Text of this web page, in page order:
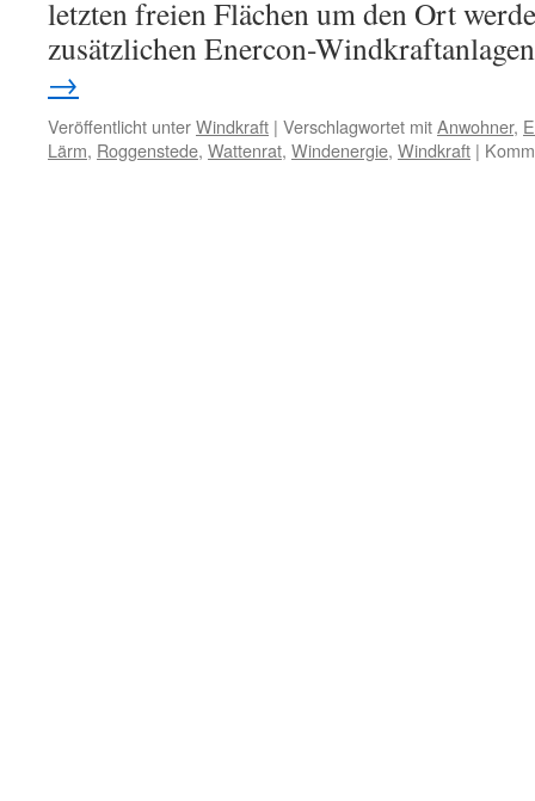
letzten freien Flächen um den Ort
zusätzlichen Enercon-
→
Veröffentlicht unterWindkraft | Verschlagwortet mitAnwohner,
Lärm, Roggenstede, Wattenrat, Windenergie, Windkraft |